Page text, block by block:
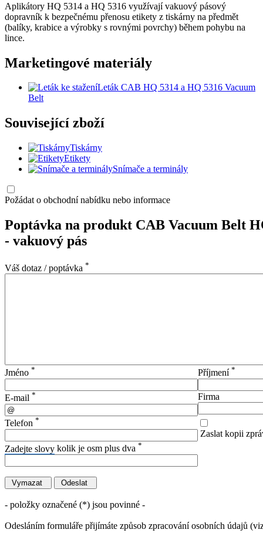
Aplikátory HQ 5314 a HQ 5316 využívají vakuový pásový
dopravník k bezpečnému přenosu etikety z tiskárny na předmět
(balíky, krabice a výrobky s rovnými povrchy) během pohybu na
lince.
Marketingové materiály
Leták CAB HQ 5314 a HQ 5316 Vacuum
Belt
Související zboží
Tiskárny
Etikety
Snímače a terminály
Požádat o obchodní nabídku nebo informace
Poptávka na produkt CAB Vacuum Belt
- vakuový pás
Váš dotaz / poptávka *
Jméno * Příjmení *
E-mail * Firma
Telefon *
Zaslat kopii
Zadejte slovy kolik je osm plus dva *
- položky označené (*) jsou povinné -
Odesláním formuláře přijímáte způsob zpracování osobních údajů